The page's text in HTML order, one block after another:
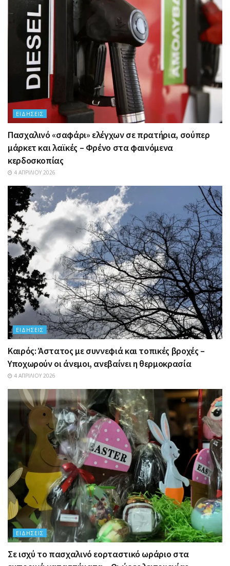
ΕΙΔΉΣΕΙΣ
Πασχαλινό «σαφάρι» ελέγχων σε πρατήρια, σούπερ
μάρκετ και λαϊκές – Φρένο στα φαινόμενα
κερδοσκοπίας
4 ΑΠΡΙΛΊΟΥ 2026
ΕΙΔΉΣΕΙΣ
Καιρός: Άστατος με συννεφιά και τοπικές βροχές –
Υποχωρούν οι άνεμοι, ανεβαίνει η θερμοκρασία
4 ΑΠΡΙΛΊΟΥ 2026
ΕΙΔΉΣΕΙΣ
Σε ισχύ το πασχαλινό εορταστικό ωράριο στα